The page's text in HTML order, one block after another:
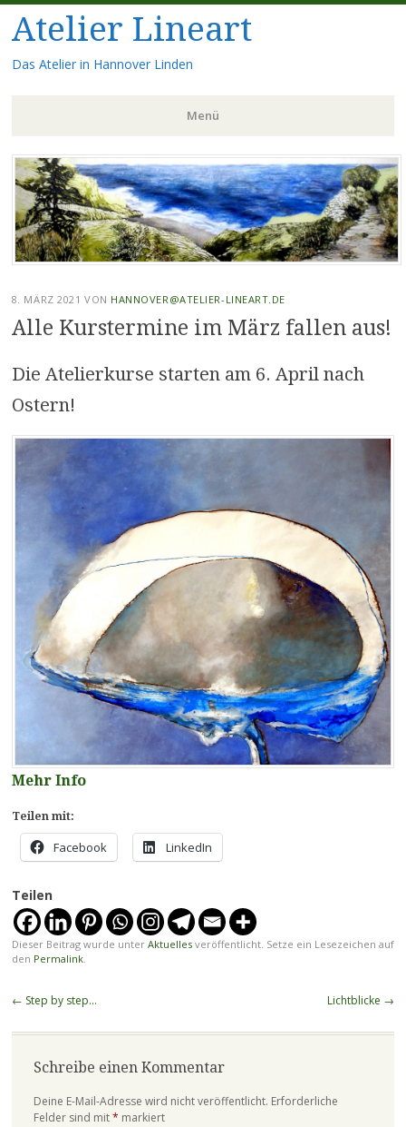
Atelier Lineart
Das Atelier in Hannover Linden
Menü
Zum
Inhalt
springen
8. MÄRZ 2021 VON HANNOVER@ATELIER-LINEART.DE
Alle Kurstermine im März fallen aus!
Die Atelierkurse starten am 6. April nach
Ostern!
Mehr Info
Teilen mit:
Facebook LinkedIn
Teilen
Dieser Beitrag wurde unter Aktuellesveröffentlicht. Setze ein Lesezeichen auf
den Permalink.
Beitragsnavigation
← Step by step… Lichtblicke →
Schreibe einen Kommentar
Deine E-Mail-Adresse wird nicht veröffentlicht. Erforderliche
Felder sind mit* markiert